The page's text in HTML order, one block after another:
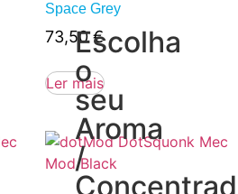
Escolha
o
seu
Aroma
/
Space Grey
73,50€
Ler mais